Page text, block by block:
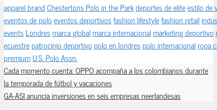
apparel brandChestertons Polo in the Parkdeportes de eliteestilo de
eventos de poloeventos deportivosfashion lifestylefashion retail
eventsLondresmarca global marca internacional marketing deportivo
ecuestrepatrocinio deportivo polo en londrespolo internacional ropa
premiumU.S. Polo Assn.
Cada momento cuenta: OPPO acompaña a los colombianos durante
la temporada de fútbol y vacaciones
GA-ASI anuncia inversiones en seis empresas neerlandesas